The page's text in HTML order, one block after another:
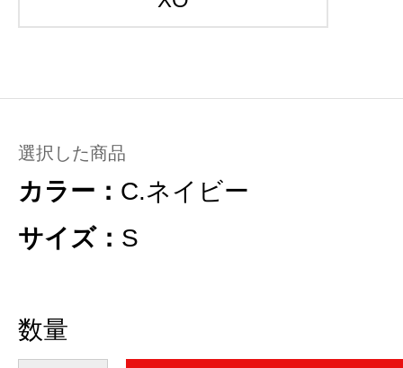
選択した商品
カラー： C.ネイビー
サイズ： S
数量